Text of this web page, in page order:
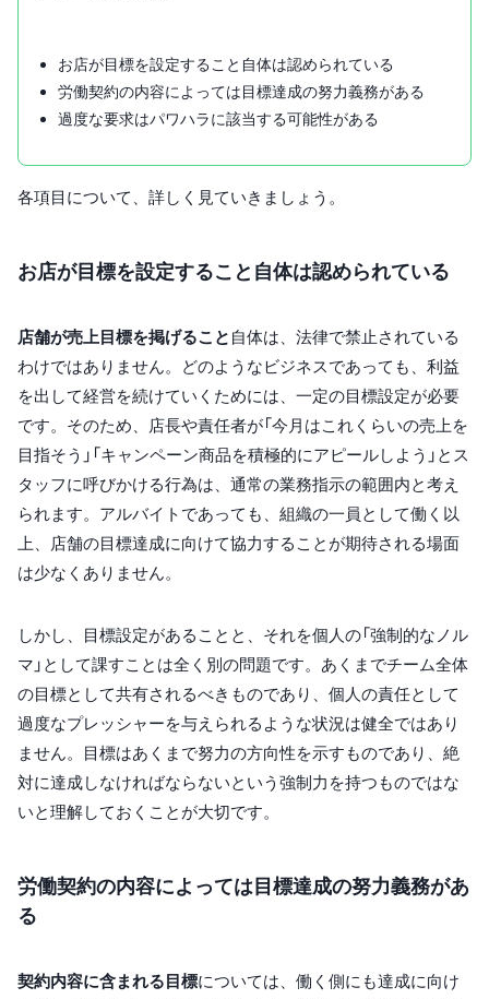
お店が目標を設定すること自体は認められている
労働契約の内容によっては目標達成の努力義務がある
過度な要求はパワハラに該当する可能性がある
各項目について、詳しく見ていきましょう。
お店が目標を設定すること自体は認められている
店舗が売上目標を掲げること 自体は、法律で禁止されている
わけではありません。どのようなビジネスであっても、利益
を出して経営を続けていくためには、一定の目標設定が必要
です。そのため、店長や責任者が「今月はこれくらいの売上を
目指そう」「キャンペーン商品を積極的にアピールしよう」とス
タッフに呼びかける行為は、通常の業務指示の範囲内と考え
られます。アルバイトであっても、組織の一員として働く以
上、店舗の目標達成に向けて協力することが期待される場面
は少なくありません。
しかし、目標設定があることと、それを個人の「強制的なノル
マ」として課すことは全く別の問題です。あくまでチーム全体
の目標として共有されるべきものであり、個人の責任として
過度なプレッシャーを与えられるような状況は健全ではあり
ません。目標はあくまで努力の方向性を示すものであり、絶
対に達成しなければならないという強制力を持つものではな
いと理解しておくことが大切です。
労働契約の内容によっては目標達成の努力義務があ
る
契約内容に含まれる目標については、働く側にも達成に向け